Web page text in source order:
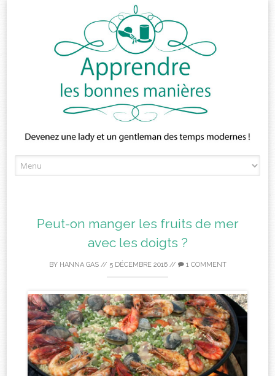
to
Peut-on manger les fruits de mer
avec les doigts ?
BY HANNA GAS// 5 DÉCEMBRE 2016// 1 COMMENT